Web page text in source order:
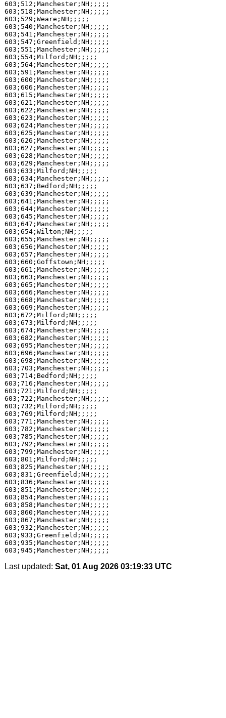
603;512;Manchester;NH;;;;;
603;518;Manchester;NH;;;;;
603;529;Weare;NH;;;;;
603;540;Manchester;NH;;;;;
603;541;Manchester;NH;;;;;
603;547;Greenfield;NH;;;;;
603;551;Manchester;NH;;;;;
603;554;Milford;NH;;;;;
603;564;Manchester;NH;;;;;
603;591;Manchester;NH;;;;;
603;600;Manchester;NH;;;;;
603;606;Manchester;NH;;;;;
603;615;Manchester;NH;;;;;
603;621;Manchester;NH;;;;;
603;622;Manchester;NH;;;;;
603;623;Manchester;NH;;;;;
603;624;Manchester;NH;;;;;
603;625;Manchester;NH;;;;;
603;626;Manchester;NH;;;;;
603;627;Manchester;NH;;;;;
603;628;Manchester;NH;;;;;
603;629;Manchester;NH;;;;;
603;633;Milford;NH;;;;;
603;634;Manchester;NH;;;;;
603;637;Bedford;NH;;;;;
603;639;Manchester;NH;;;;;
603;641;Manchester;NH;;;;;
603;644;Manchester;NH;;;;;
603;645;Manchester;NH;;;;;
603;647;Manchester;NH;;;;;
603;654;Wilton;NH;;;;;
603;655;Manchester;NH;;;;;
603;656;Manchester;NH;;;;;
603;657;Manchester;NH;;;;;
603;660;Goffstown;NH;;;;;
603;661;Manchester;NH;;;;;
603;663;Manchester;NH;;;;;
603;665;Manchester;NH;;;;;
603;666;Manchester;NH;;;;;
603;668;Manchester;NH;;;;;
603;669;Manchester;NH;;;;;
603;672;Milford;NH;;;;;
603;673;Milford;NH;;;;;
603;674;Manchester;NH;;;;;
603;682;Manchester;NH;;;;;
603;695;Manchester;NH;;;;;
603;696;Manchester;NH;;;;;
603;698;Manchester;NH;;;;;
603;703;Manchester;NH;;;;;
603;714;Bedford;NH;;;;;
603;716;Manchester;NH;;;;;
603;721;Milford;NH;;;;;
603;722;Manchester;NH;;;;;
603;732;Milford;NH;;;;;
603;769;Milford;NH;;;;;
603;771;Manchester;NH;;;;;
603;782;Manchester;NH;;;;;
603;785;Manchester;NH;;;;;
603;792;Manchester;NH;;;;;
603;799;Manchester;NH;;;;;
603;801;Milford;NH;;;;;
603;825;Manchester;NH;;;;;
603;831;Greenfield;NH;;;;;
603;836;Manchester;NH;;;;;
603;851;Manchester;NH;;;;;
603;854;Manchester;NH;;;;;
603;858;Manchester;NH;;;;;
603;860;Manchester;NH;;;;;
603;867;Manchester;NH;;;;;
603;932;Manchester;NH;;;;;
603;933;Greenfield;NH;;;;;
603;935;Manchester;NH;;;;;
Last updated: Sat, 01 Aug 2026 03:19:33 UTC